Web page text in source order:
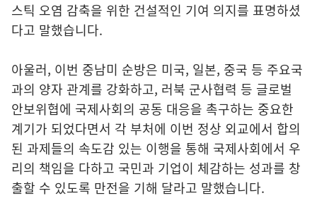
스틱 오염 감축을 위한 건설적인 기여 의지를 표명하셨
다고 말했습니다.
아울러, 이번 중남미 순방은 미국, 일본, 중국 등 주요국
과의 양자 관계를 강화하고, 러북 군사협력 등 글로벌
안보위협에 국제사회의 공동 대응을 촉구하는 중요한
계기가 되었다면서 각 부처에 이번 정상 외교에서 합의
된 과제들의 속도감 있는 이행을 통해 국제사회에서 우
리의 책임을 다하고 국민과 기업이 체감하는 성과를 창
출할 수 있도록 만전을 기해 달라고 말했습니다.